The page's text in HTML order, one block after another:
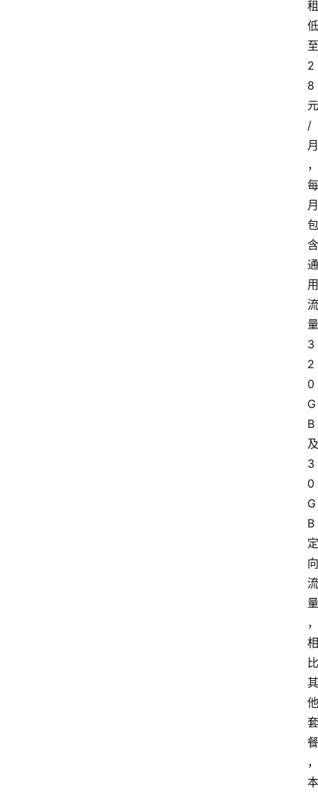
租
低
至
2
8
元
/
月
，
每
月
包
含
通
用
流
量
3
2
0
G
B
及
3
0
G
B
定
向
流
量
，
相
比
其
他
套
餐
，
本